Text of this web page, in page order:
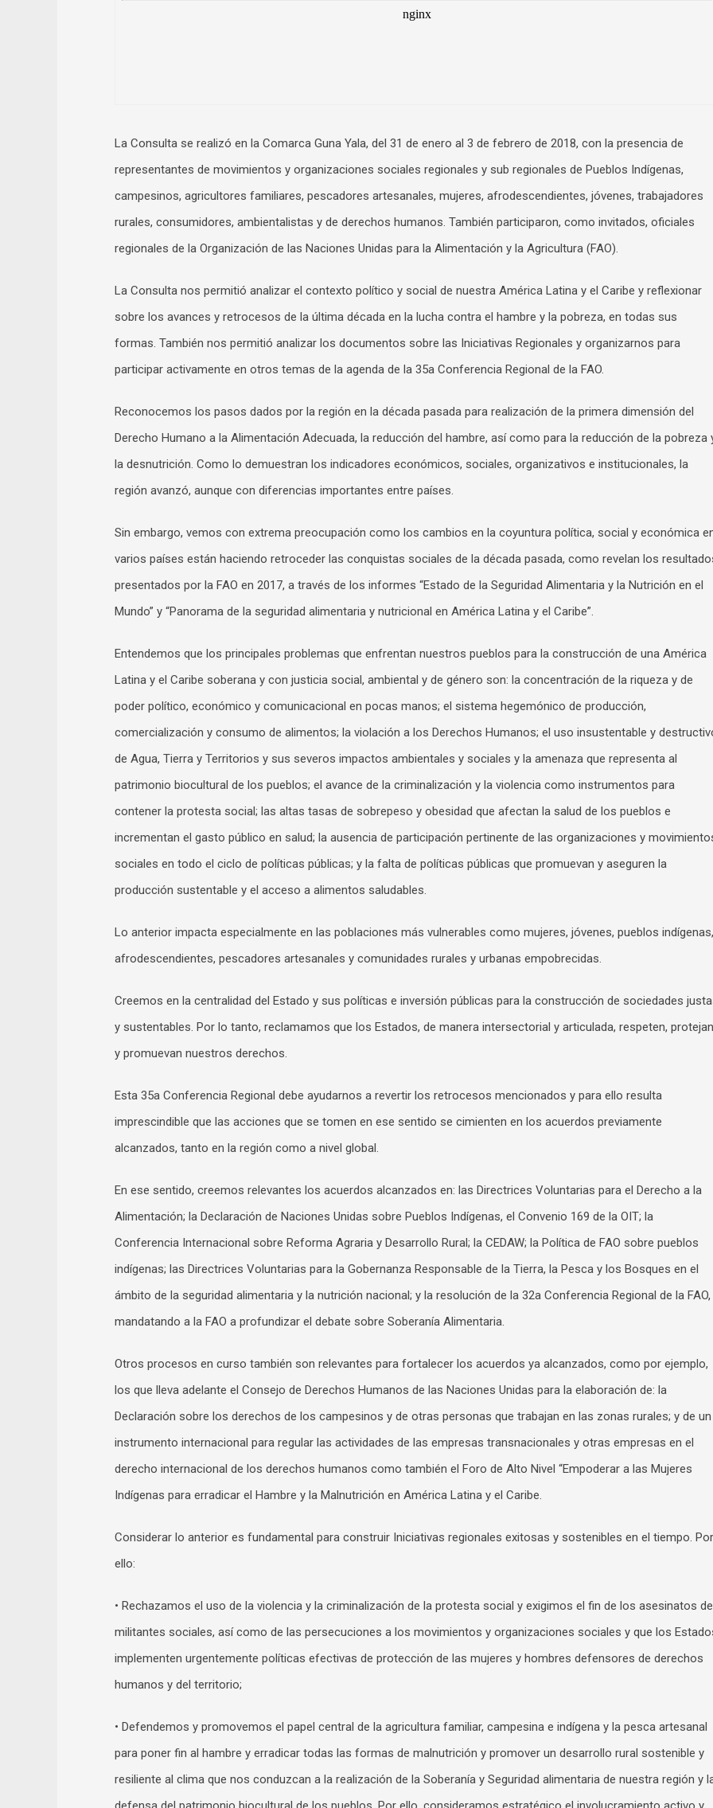
La Consulta se realizó en la Comarca Guna Yala, del 31 de enero al 3 de febrero de 2018, con la presencia de
representantes de movimientos y organizaciones sociales regionales y sub regionales de Pueblos Indígenas,
campesinos, agricultores familiares, pescadores artesanales, mujeres, afrodescendientes, jóvenes, trabajadores
rurales, consumidores, ambientalistas y de derechos humanos. También participaron, como invitados, oficiales
regionales de la Organización de las Naciones Unidas para la Alimentación y la Agricultura (FAO).
La Consulta nos permitió analizar el contexto político y social de nuestra América Latina y el Caribe y reflexionar
sobre los avances y retrocesos de la última década en la lucha contra el hambre y la pobreza, en todas sus
formas. También nos permitió analizar los documentos sobre las Iniciativas Regionales y organizarnos para
participar activamente en otros temas de la agenda de la 35a Conferencia Regional de la FAO.
Reconocemos los pasos dados por la región en la década pasada para realización de la primera dimensión del
Derecho Humano a la Alimentación Adecuada, la reducción del hambre, así como para la reducción de la pobreza
la desnutrición. Como lo demuestran los indicadores económicos, sociales, organizativos e institucionales, la
región avanzó, aunque con diferencias importantes entre países.
Sin embargo, vemos con extrema preocupación como los cambios en la coyuntura política, social y económica
varios países están haciendo retroceder las conquistas sociales de la década pasada, como revelan los
presentados por la FAO en 2017, a través de los informes “Estado de la Seguridad Alimentaria y la Nutrición en el
Mundo” y “Panorama de la seguridad alimentaria y nutricional en América Latina y el Caribe”.
Entendemos que los principales problemas que enfrentan nuestros pueblos para la construcción de una América
Latina y el Caribe soberana y con justicia social, ambiental y de género son: la concentración de la riqueza y de
poder político, económico y comunicacional en pocas manos; el sistema hegemónico de producción,
comercialización y consumo de alimentos; la violación a los Derechos Humanos; el uso insustentable y
de Agua, Tierra y Territorios y sus severos impactos ambientales y sociales y la amenaza que representa al
patrimonio biocultural de los pueblos; el avance de la criminalización y la violencia como instrumentos para
contener la protesta social; las altas tasas de sobrepeso y obesidad que afectan la salud de los pueblos e
incrementan el gasto público en salud; la ausencia de participación pertinente de las organizaciones y
sociales en todo el ciclo de políticas públicas; y la falta de políticas públicas que promuevan y aseguren la
producción sustentable y el acceso a alimentos saludables.
Lo anterior impacta especialmente en las poblaciones más vulnerables como mujeres, jóvenes, pueblos indígenas,
afrodescendientes, pescadores artesanales y comunidades rurales y urbanas empobrecidas.
Creemos en la centralidad del Estado y sus políticas e inversión públicas para la construcción de sociedades
y sustentables. Por lo tanto, reclamamos que los Estados, de manera intersectorial y articulada, respeten, protejan
y promuevan nuestros derechos.
Esta 35a Conferencia Regional debe ayudarnos a revertir los retrocesos mencionados y para ello resulta
imprescindible que las acciones que se tomen en ese sentido se cimienten en los acuerdos previamente
alcanzados, tanto en la región como a nivel global.
En ese sentido, creemos relevantes los acuerdos alcanzados en: las Directrices Voluntarias para el Derecho a la
Alimentación; la Declaración de Naciones Unidas sobre Pueblos Indígenas, el Convenio 169 de la OIT; la
Conferencia Internacional sobre Reforma Agraria y Desarrollo Rural; la CEDAW; la Política de FAO sobre pueblos
indígenas; las Directrices Voluntarias para la Gobernanza Responsable de la Tierra, la Pesca y los Bosques en el
ámbito de la seguridad alimentaria y la nutrición nacional; y la resolución de la 32a Conferencia Regional de la FAO,
mandatando a la FAO a profundizar el debate sobre Soberanía Alimentaria.
Otros procesos en curso también son relevantes para fortalecer los acuerdos ya alcanzados, como por ejemplo,
los que lleva adelante el Consejo de Derechos Humanos de las Naciones Unidas para la elaboración de: la
Declaración sobre los derechos de los campesinos y de otras personas que trabajan en las zonas rurales; y de un
instrumento internacional para regular las actividades de las empresas transnacionales y otras empresas en el
derecho internacional de los derechos humanos como también el Foro de Alto Nivel “Empoderar a las Mujeres
Indígenas para erradicar el Hambre y la Malnutrición en América Latina y el Caribe.
Considerar lo anterior es fundamental para construir Iniciativas regionales exitosas y sostenibles en el tiempo. Por
ello:
• Rechazamos el uso de la violencia y la criminalización de la protesta social y exigimos el fin de los asesinatos de
militantes sociales, así como de las persecuciones a los movimientos y organizaciones sociales y que los
implementen urgentemente políticas efectivas de protección de las mujeres y hombres defensores de derechos
humanos y del territorio;
• Defendemos y promovemos el papel central de la agricultura familiar, campesina e indígena y la pesca artesanal
para poner fin al hambre y erradicar todas las formas de malnutrición y promover un desarrollo rural sostenible y
resiliente al clima que nos conduzcan a la realización de la Soberanía y Seguridad alimentaria de nuestra región y